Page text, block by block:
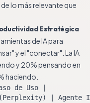
lo más relevante que
Estratégica
de IA para
y el "conectar". La IA
y 20% pensando en
haciendo.
de Uso |
(Perplexity) |